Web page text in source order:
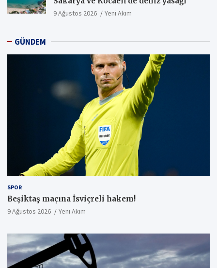
9 Ağustos 2026 Yeni Akım
GÜNDEM
SPOR
Beşiktaş maçına İsviçreli hakem!
9 Ağustos 2026 Yeni Akım